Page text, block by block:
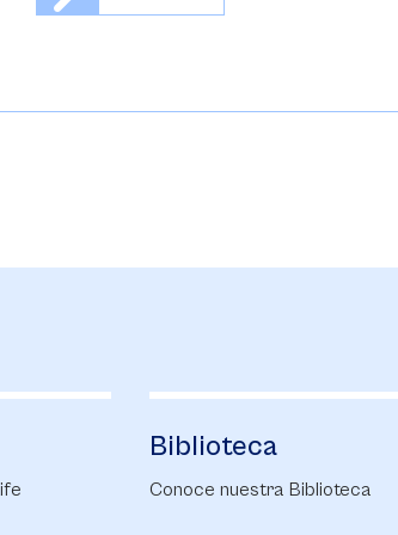
Alumni Sabana
Alumni Sabana